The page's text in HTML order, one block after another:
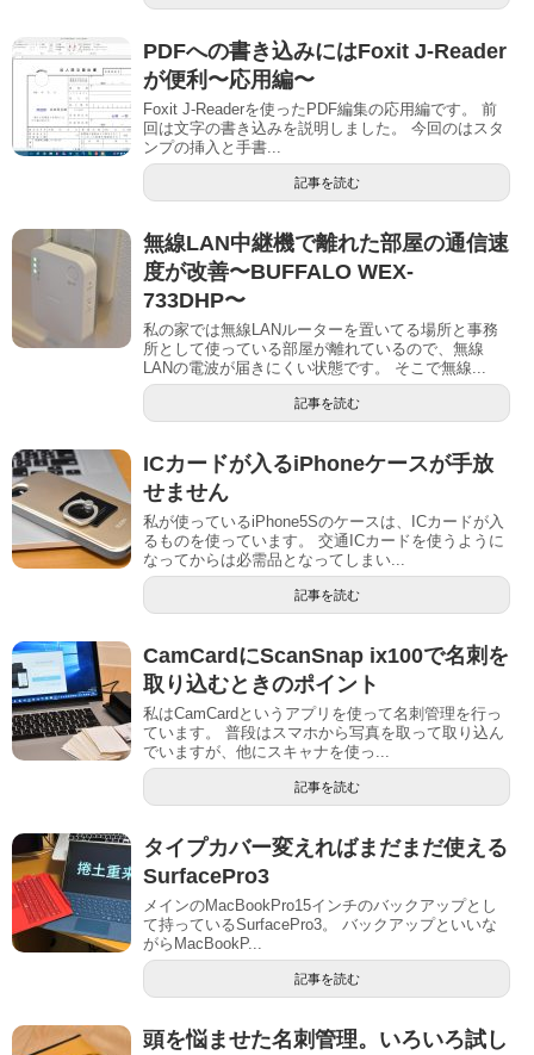
PDFへの書き込みにはFoxit J-Reader
が便利〜応用編〜
Foxit J-Readerを使ったPDF編集の応用編です。 前
回は文字の書き込みを説明しました。 今回のはスタ
ンプの挿入と手書...
記事を読む
無線LAN中継機で離れた部屋の通信速
度が改善〜BUFFALO WEX-
733DHP〜
私の家では無線LANルーターを置いてる場所と事務
所として使っている部屋が離れているので、無線
LANの電波が届きにくい状態です。 そこで無線...
記事を読む
ICカードが入るiPhoneケースが手放
せません
私が使っているiPhone5Sのケースは、ICカードが入
るものを使っています。 交通ICカードを使うように
なってからは必需品となってしまい...
記事を読む
CamCardにScanSnap ix100で名刺を
取り込むときのポイント
私はCamCardというアプリを使って名刺管理を行っ
ています。 普段はスマホから写真を取って取り込ん
でいますが、他にスキャナを使っ...
記事を読む
タイプカバー変えればまだまだ使える
SurfacePro3
メインのMacBookPro15インチのバックアップとし
て持っているSurfacePro3。 バックアップといいな
がらMacBookP...
記事を読む
頭を悩ませた名刺管理。いろいろ試し